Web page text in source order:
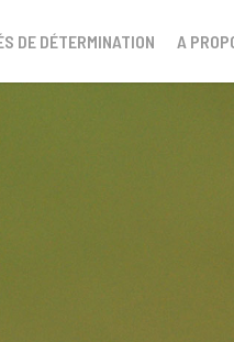
DE DÉTERMINATION A